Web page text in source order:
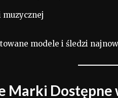
modele i śledzi
Marki Dostępne